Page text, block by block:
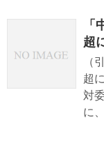
超
（
超
対
に